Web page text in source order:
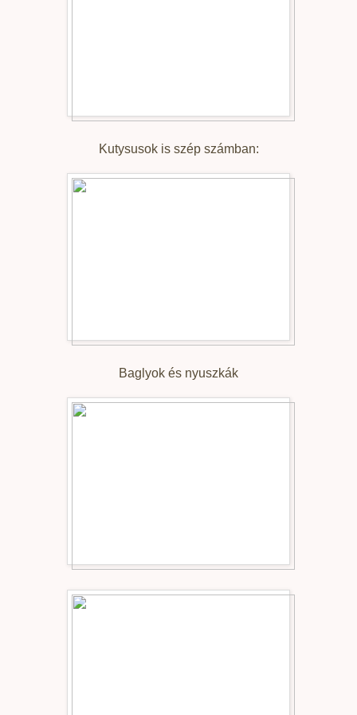
Kutysusok is szép számban:
Baglyok és nyuszkák